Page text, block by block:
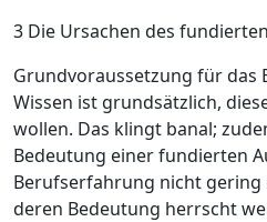
3 Die Ursachen des
Grundvoraussetzung für das
Wissen ist grundsätzlich,
wollen. Das klingt banal;
Bedeutung einer fundierten
Berufserfahrung nicht
deren Bedeutung herrscht